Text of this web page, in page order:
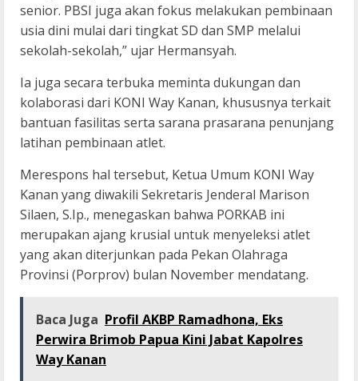
senior. PBSI juga akan fokus melakukan pembinaan
usia dini mulai dari tingkat SD dan SMP melalui
sekolah-sekolah,” ujar Hermansyah.
Ia juga secara terbuka meminta dukungan dan
kolaborasi dari KONI Way Kanan, khususnya terkait
bantuan fasilitas serta sarana prasarana penunjang
latihan pembinaan atlet.
Merespons hal tersebut, Ketua Umum KONI Way
Kanan yang diwakili Sekretaris Jenderal Marison
Silaen, S.Ip., menegaskan bahwa PORKAB ini
merupakan ajang krusial untuk menyeleksi atlet
yang akan diterjunkan pada Pekan Olahraga
Provinsi (Porprov) bulan November mendatang.
Baca Juga Profil AKBP Ramadhona, Eks
Perwira Brimob Papua Kini Jabat Kapolres
Way Kanan